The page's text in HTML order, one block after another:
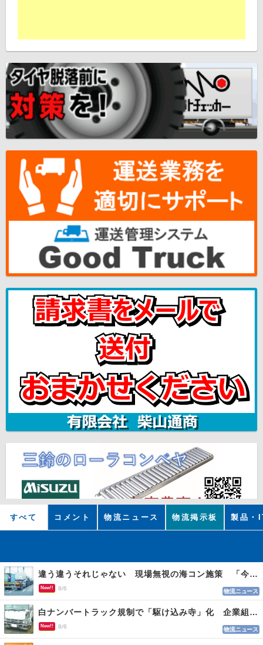
すべて コメント 物流ニュース 物流掲示板 製品・
違う違うそれじゃない 現場無視の海コン施策 「今でも平均２～３時間は待つ」
New!! 8/6 物流ニュース
白ナンバートラック規制で「駆け込み寺」化 企業組合が入会基準を見直しへ
New!! 8/6 物流ニュース